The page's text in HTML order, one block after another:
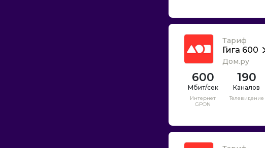
Тариф
Гига 600
Дом.ру
600
Интернет
GPON
190
Каналов
Телевидение